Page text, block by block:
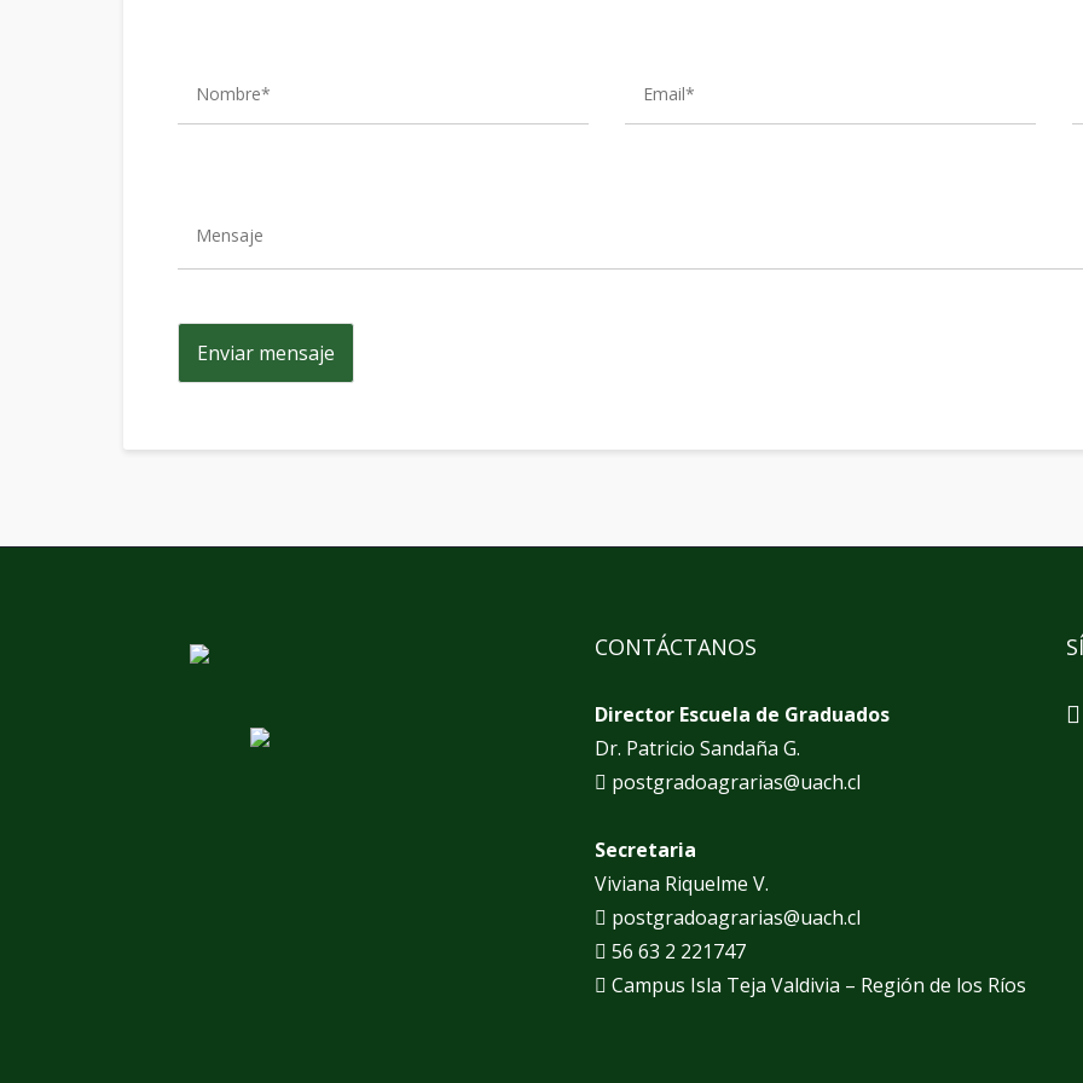
CONTÁCTANOS
Director Escuela de Graduados
Dr. Patricio Sandaña G.
postgradoagrarias@uach.cl
Secretaria
Viviana Riquelme V.
postgradoagrarias@uach.cl
56 63 2 221747
Campus Isla Teja Valdivia – Región de los Ríos